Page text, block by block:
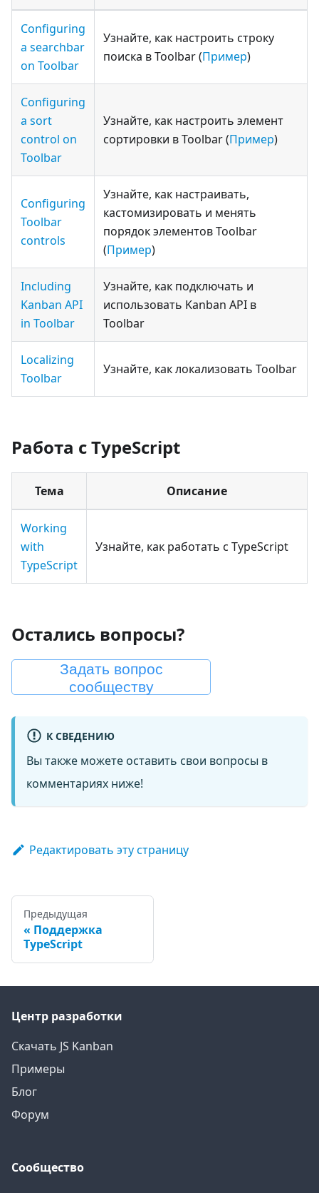
Configuring
a searchbar
on Toolbar
Узнайте, как настроить строку
поиска в Toolbar (Пример)
Configuring
a sort
control on
Toolbar
Узнайте, как настроить элемент
сортировки в Toolbar (Пример)
Configuring
Toolbar
controls
Узнайте, как настраивать,
кастомизировать и менять
порядок элементов Toolbar
(Пример)
Including
Kanban API
in Toolbar
Узнайте, как подключать и
использовать Kanban API в
Toolbar
Localizing
Toolbar
Узнайте, как локализовать Toolbar
Работа с TypeScript
Тема Описание
Working
with
TypeScript
Узнайте, как работать с TypeScript
Остались вопросы?
Задать вопрос
сообществу
К СВЕДЕНИЮ
Вы также можете оставить свои вопросы в
комментариях ниже!
Редактировать эту страницу
Предыдущая
Поддержка
TypeScript
Центр разработки
Скачать JS Kanban
Примеры
Блог
Форум
Сообщество